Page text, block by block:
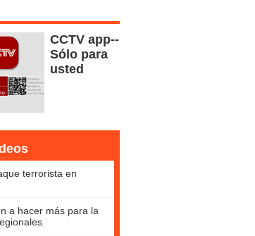
CCTV app--
Sólo para
usted
terrorista en
a hacer más para la